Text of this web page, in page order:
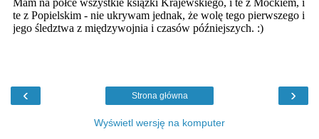
‹ ›
Strona główna
Wyświetl wersję na komputer